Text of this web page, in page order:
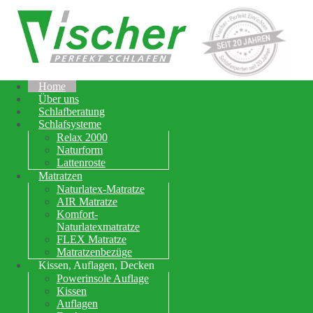
Home
Über uns
Schlafberatung
Schlafsysteme
Relax 2000
Naturform
Lattenroste
Matratzen
Naturlatex-Matratze
AIR Matratze
Komfort-
Naturlatexmatratze
FLEX Matratze
Matratzenbezüge
Kissen, Auflagen, Decken
Powerinsole Auflage
Kissen
Auflagen